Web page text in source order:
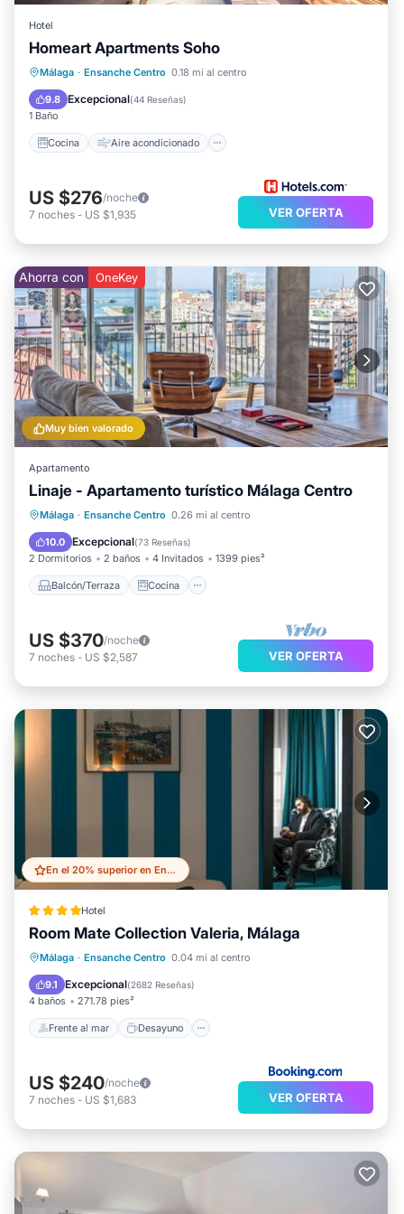
Hotel
Homeart Apartments Soho
Málaga · Ensanche Centro 0.18 mi al centro
9.8 Excepcional(44 Reseñas)
1 Baño
Cocina Aire acondicionado
Cocina Aire acondicionado
Apto para niños
US $276/noche
7 noches - US $1,935 VER OFERTA
Muy bien valorado
Ahorra con OneKey
Apartamento
Linaje - Apartamento turístico Málaga Centro
Málaga · Ensanche Centro 0.26 mi al centro
10.0 Excepcional(73 Reseñas)
2 Dormitorios 2 baños 4 Invitados 1399 pies²
Balcón/Terraza Cocina
Balcón/Terraza
Cocina
Aire acondicionado
US $370/noche
7 noches - US $2,587 VER OFERTA
En el 20% superior en Ensanche Centro
Hotel
Room Mate Collection Valeria, Málaga
Málaga · Ensanche Centro 0.04 mi al centro
9.1 Excepcional(2682 Reseñas)
4 baños 271.78 pies²
Frente al mar Desayuno
Frente al mar Desayuno
Vista al mar
US $240/noche
7 noches - US $1,683 VER OFERTA